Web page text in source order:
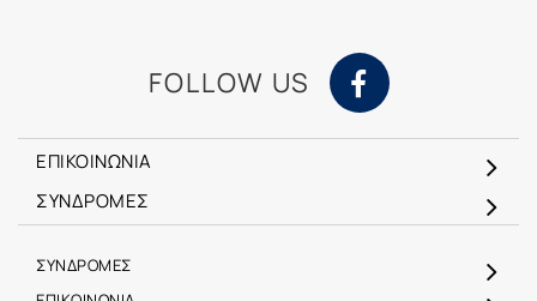
FOLLOW US
ΕΠΙΚΟΙΝΩΝΙΑ
ΣΥΝΔΡΟΜΕΣ
ΣΥΝΔΡΟΜΕΣ